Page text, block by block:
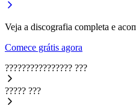
Veja a discografia completa e
Comece grátis agora
???????????????? ???
????? ???